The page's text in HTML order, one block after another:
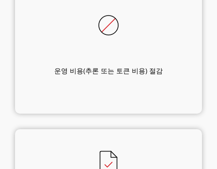
운영 비용(추론 또는 토큰 비용) 절감